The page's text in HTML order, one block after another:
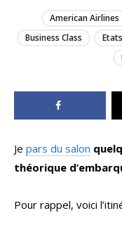
American Airlines
Business Class
Je pars du salon
théorique
Pour rappel, voici